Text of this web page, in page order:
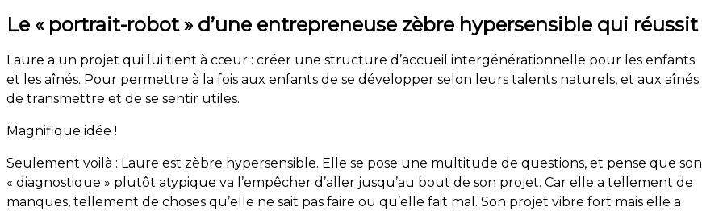
Le « portrait-robot » d’une entrepreneuse zèbre hypersensible qui réussit
Laure a un projet qui lui tient à cœur : créer une structure d’accueil intergénérationnelle pour les enfants
et les aînés. Pour permettre à la fois aux enfants de se développer selon leurs talents naturels, et aux aînés
de transmettre et de se sentir utiles.
Magnifique idée !
Seulement voilà : Laure est zèbre hypersensible. Elle se pose une multitude de questions, et pense que son
« diagnostique » plutôt atypique va l’empêcher d’aller jusqu’au bout de son projet. Car elle a tellement de
manques, tellement de choses qu’elle ne sait pas faire ou qu’elle fait mal. Son projet vibre fort mais elle a